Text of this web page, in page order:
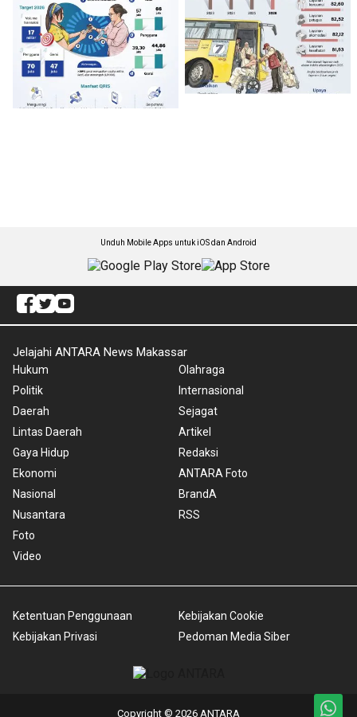
Unduh Mobile Apps untuk iOS dan Android
Jelajahi ANTARA News Makassar
Hukum
Politik
Daerah
Lintas Daerah
Gaya Hidup
Ekonomi
Nasional
Nusantara
Foto
Video
Olahraga
Internasional
Sejagat
Artikel
Redaksi
ANTARA Foto
BrandA
RSS
Ketentuan Penggunaan
Kebijakan Privasi
Kebijakan Cookie
Pedoman Media Siber
Copyright © 2026 ANTARA